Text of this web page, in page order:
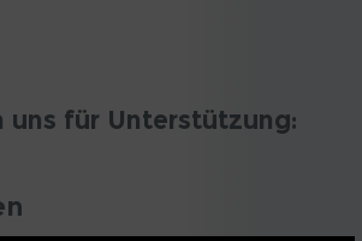
uns für Unterstützung: